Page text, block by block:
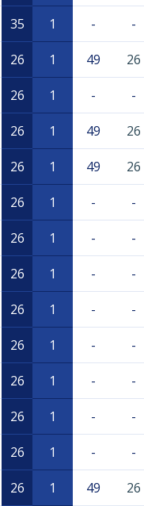
35 1 - -
26 1 49 26
26 1 - -
26 1 49 26
26 1 49 26
26 1 - -
26 1 - -
26 1 - -
26 1 - -
26 1 - -
26 1 - -
26 1 - -
26 1 - -
26 1 49 26